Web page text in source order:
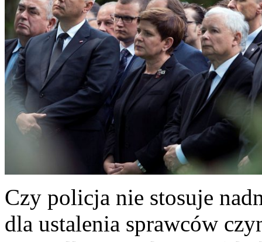
Czy policja nie stosuje
dla ustalenia sprawców